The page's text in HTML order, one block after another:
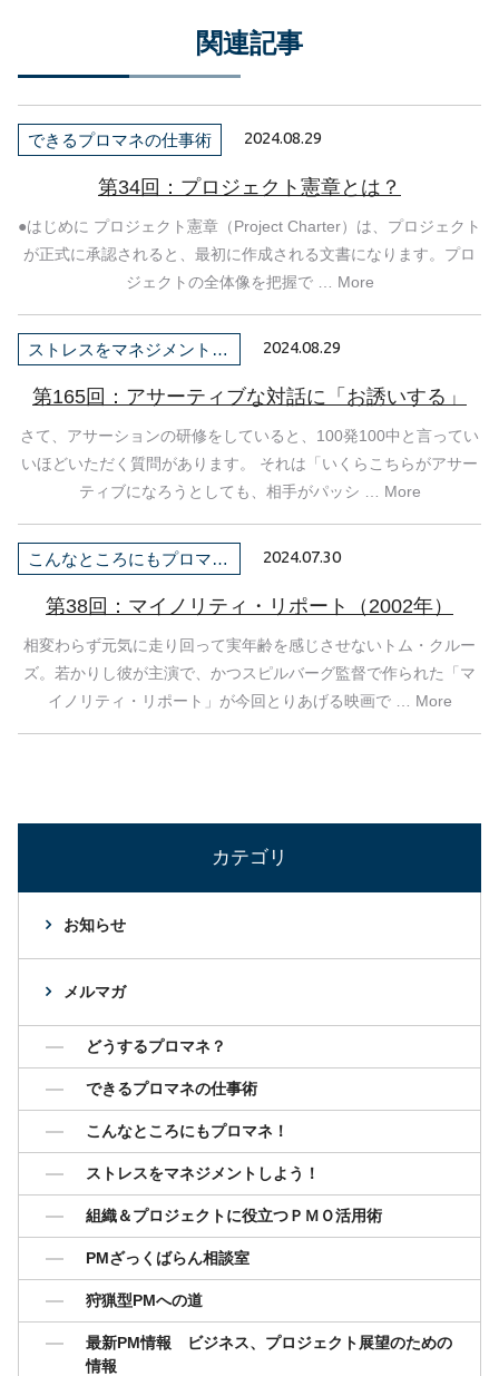
関連記事
できるプロマネの仕事術 2024.08.29
第34回：プロジェクト憲章とは？
●はじめに プロジェクト憲章（Project Charter）は、プロジェクト
が正式に承認されると、最初に作成される文書になります。プロ
ジェクトの全体像を把握で … More
ストレスをマネジメントしよう！ 2024.08.29
第165回：アサーティブな対話に「お誘いする」
さて、アサーションの研修をしていると、100発100中と言ってい
いほどいただく質問があります。 それは「いくらこちらがアサー
ティブになろうとしても、相手がパッシ … More
こんなところにもプロマネ！ 2024.07.30
第38回：マイノリティ・リポート（2002年）
相変わらず元気に走り回って実年齢を感じさせないトム・クルー
ズ。若かりし彼が主演で、かつスピルバーグ監督で作られた「マ
イノリティ・リポート」が今回とりあげる映画で … More
カテゴリ
お知らせ
メルマガ
どうするプロマネ？
できるプロマネの仕事術
こんなところにもプロマネ！
ストレスをマネジメントしよう！
組織＆プロジェクトに役立つＰＭＯ活用術
PMざっくばらん相談室
狩猟型PMへの道
最新PM情報 ビジネス、プロジェクト展望のための
情報